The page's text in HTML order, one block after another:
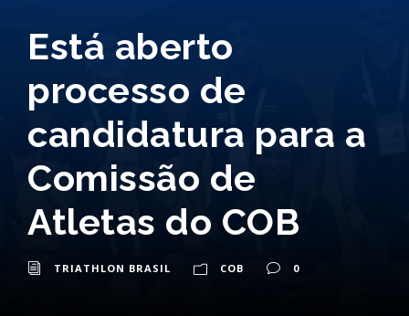
Está aberto
processo de
candidatura para a
Comissão de
Atletas do COB
TRIATHLON BRASIL COB 0